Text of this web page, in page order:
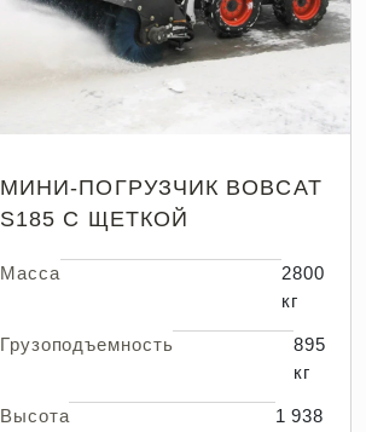
МИНИ-ПОГРУЗЧИК BOBCAT
S185 С ЩЕТКОЙ
Масса
2800
кг
Грузоподъемность
895
кг
Высота
1 938